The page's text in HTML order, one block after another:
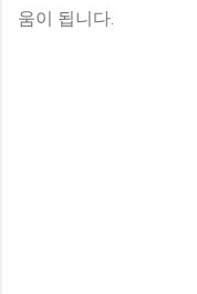
움이 됩니다.